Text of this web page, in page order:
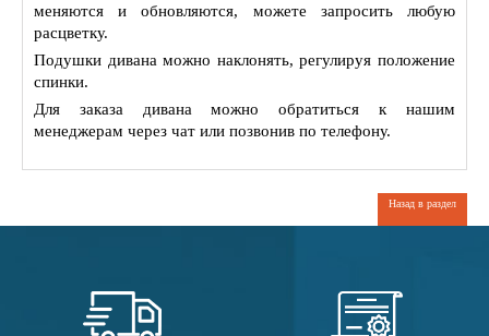
меняются и обновляются, можете запросить любую
расцветку.
Подушки дивана можно наклонять, регулируя положение
спинки.
Для заказа дивана можно обратиться к нашим
менеджерам через чат или позвонив по телефону.
Назад в раздел